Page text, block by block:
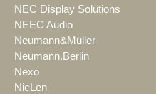
NEC Display Solutions
NEEC Audio
Neumann&Müller
Neumann.Berlin
Nexo
NicLen